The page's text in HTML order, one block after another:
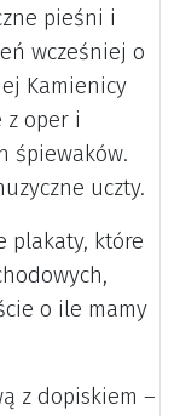
pieśni i
wcześniej o
Kamienicy
z oper i
śpiewaków.
uczty.
plakaty, które
o ile mamy
z dopiskiem –